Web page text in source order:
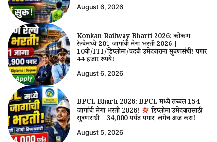
August 6, 2026
Konkan Railway Bharti 2026: कोकण
रेल्वेमध्ये 201 जागांची मेगा भरती 2026 |
10वी/ITI/डिप्लोमा/पदवी उमेदवारांना सुवर्णसंधी! पगार
44 हजार रुपये!
August 6, 2026
BPCL Bharti 2026: BPCL मध्ये तब्बल 154
जागांची मेगा भरती 2026!
डिप्लोमा उमेदवारांसाठी
सुवर्णसंधी | ₹34,000 पर्यंत पगार, लगेच अर्ज करा!
August 5, 2026